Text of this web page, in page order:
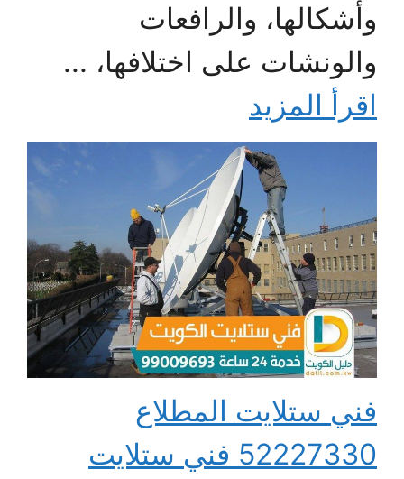
وأشكالها، والرافعات
والونشات على اختلافها، ...
اقرأ المزيد
فني ستلايت المطلاع
52227330 فني ستلايت